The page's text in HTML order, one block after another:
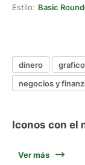
Estilo: Basic
dinero grafico
negocios y
Iconos con el
Ver más